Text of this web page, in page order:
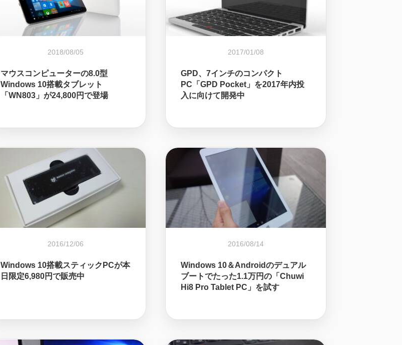
2018/08/05
マウスコンピューターの8.0型
Windows 10搭載タブレット
「WN803」が24,800円で登場
2017/01/08
GPD、7インチのコンパクト
PC「GPD Pocket」を2017年内投
入に向けて開発中
2016/12/06
Windows 10搭載スティックPCが本
日限定6,980円で販売中
2016/08/14
Windows 10＆Androidのデュアル
ブートでたった1.1万円の「Chuwi
Hi8 Pro Tablet PC」を試す